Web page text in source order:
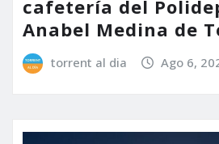
cafetería del
Anabel Medina de
torrent al dia Ago 6,